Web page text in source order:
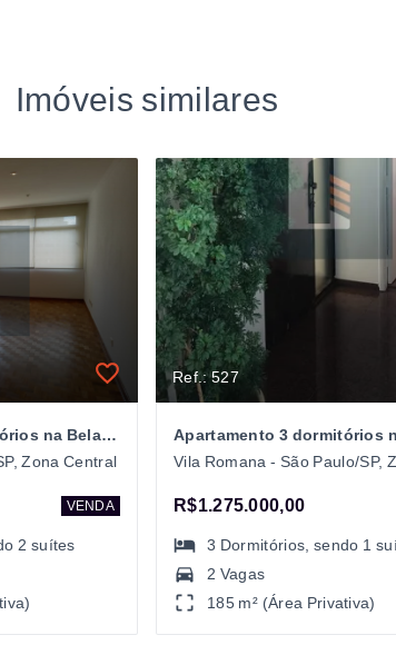
Imóveis similares
Apartamento 3 dormitórios na Bela Vista
Zona Central
VENDA
2 suítes
Ref.: 527
R$1.275.000,00
3 Dormitórios , sendo 1
2 Vagas
185 m² (Área Privativa)